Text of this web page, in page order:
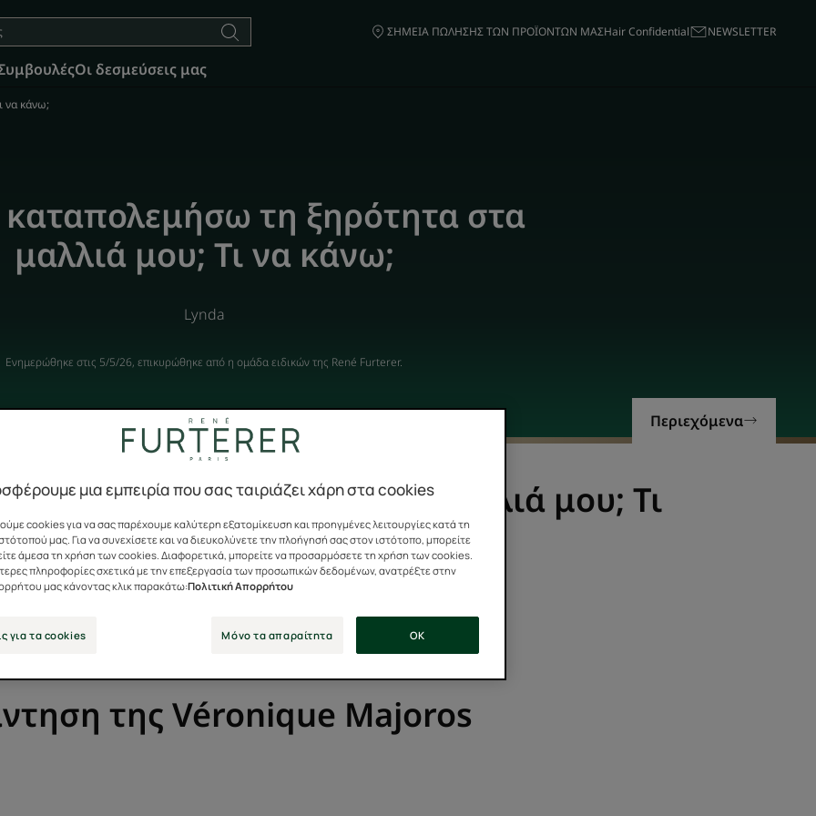
ΣΗΜΕΙΑ ΠΩΛΗΣΗΣ ΤΩΝ ΠΡΟΪΟΝΤΩΝ ΜΑΣHair Confidential ΝΕWSLETTER
Οι δεσμεύσεις μας
να κάνω;
τη ξηρότητα στα
μαλλιά μου; Τι να κάνω;
Lynda
Ενημερώθηκε στις 5/5/26, επικυρώθηκε από η ομάδα ειδικών της René Furterer.
Περιεχόμενα
την ξηρότητα στα μαλλιά μου; Τι
να κάνω; »
Lynda
της Véronique Majoros
μια εμπειρία που σας ταιριάζει χάρη στα cookies
cookies για να σας παρέχουμε καλύτερη εξατομίκευση και προηγμένες λειτουργίες κατά τη
μας. Για να συνεχίσετε και να διευκολύνετε την πλοήγησή σας στον ιστότοπο, μπορείτε
άμεσα τη χρήση των cookies. Διαφορετικά, μπορείτε να προσαρμόσετε τη χρήση των cookies.
πληροφορίες σχετικά με την επεξεργασία των προσωπικών δεδομένων, ανατρέξτε στην
μας κάνοντας κλικ παρακάτω:Πολιτική Απορρήτου
για τα cookies Μόνο τα απαραίτητα OK